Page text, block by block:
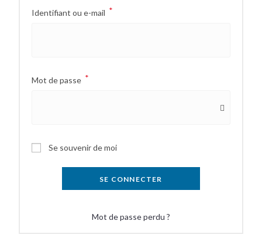
Identifiant ou e-mail *
Mot de passe *
Se souvenir de moi
SE CONNECTER
Mot de passe perdu ?